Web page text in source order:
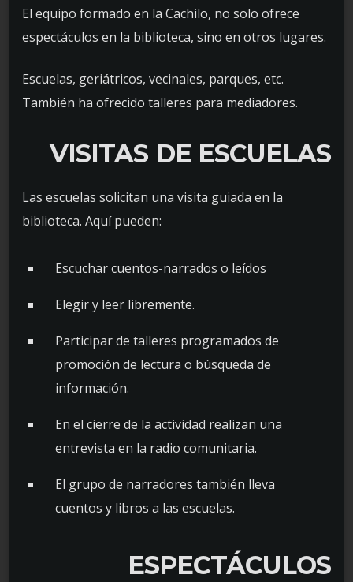
El equipo formado en la Cachilo, no solo ofrece
espectáculos en la biblioteca, sino en otros lugares.
Escuelas, geriátricos, vecinales, parques, etc.
También ha ofrecido talleres para mediadores.
VISITAS DE ESCUELAS
Las escuelas solicitan una visita guiada en la
biblioteca. Aquí pueden:
Escuchar cuentos-narrados o leídos
Elegir y leer libremente.
Participar de talleres programados de
promoción de lectura o búsqueda de
información.
En el cierre de la actividad realizan una
entrevista en la radio comunitaria.
El grupo de narradores también lleva
cuentos y libros a las escuelas.
ESPECTÁCULOS